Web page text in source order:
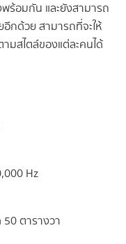
ร้อมกัน และยังสามารถ
กด้วย สามารถที่จะให้
สไตล์ของแต่ละคนได้
Hz
50 ตารางวา